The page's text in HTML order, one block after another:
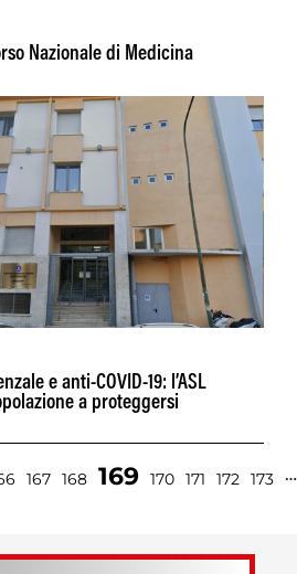
Nazionale di Medicina
e anti-COVID-19: l’ASL
a proteggersi
167 168 169 170 171 172 173 …